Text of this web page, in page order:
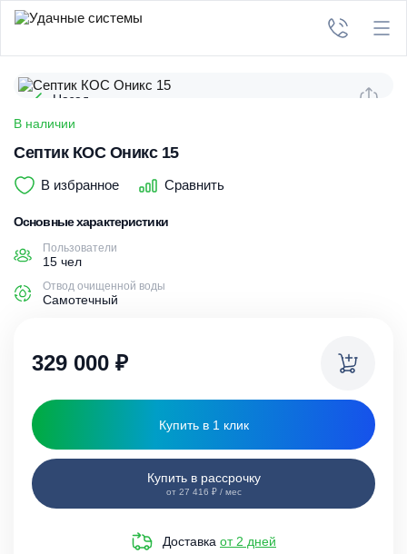
Назад
В наличии
Септик КОС Оникс 15
В избранное Сравнить
Основные характеристики
Пользователи
15 чел
Отвод очищенной воды
Самотечный
329 000 ₽
Купить в 1 клик
Купить в рассрочку
от 27 416 ₽ / мес
Доставка от 2 дней